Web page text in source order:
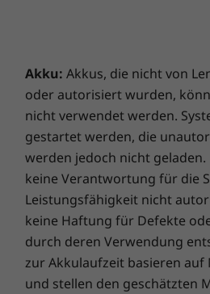
Akku: Akkus, die nicht von
oder autorisiert wurden,
nicht verwendet werden.
gestartet werden, die
werden jedoch nicht
keine Verantwortung für die
Leistungsfähigkeit nicht
keine Haftung für Defekte
durch deren Verwendung
zur Akkulaufzeit basieren
und stellen den geschätzten